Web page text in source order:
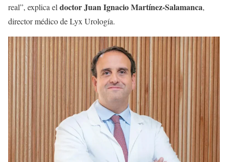
real”, explica el doctor Juan Ignacio Martínez-Salamanca,
director médico de Lyx Urología.